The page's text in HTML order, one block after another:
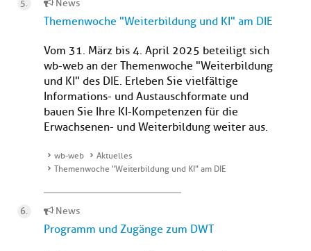
News
Themenwoche "Weiterbildung und KI" am DIE
Vom 31. März bis 4. April 2025 beteiligt sich
wb-web an der Themenwoche "Weiterbildung
und KI" des DIE. Erleben Sie vielfältige
Informations- und Austauschformate und
bauen Sie Ihre KI-Kompetenzen für die
Erwachsenen- und Weiterbildung weiter aus.
wb-web
Aktuelles
Themenwoche "Weiterbildung und KI" am DIE
News
Programm und Zugänge zum DWT